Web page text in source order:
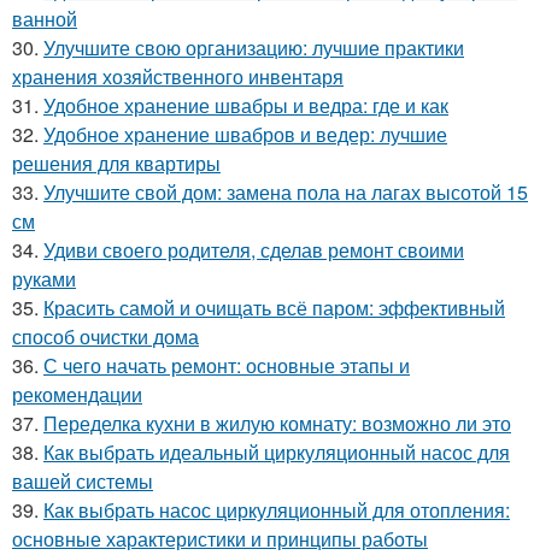
ванной
30. Улучшите свою организацию: лучшие практики
хранения хозяйственного инвентаря
31. Удобное хранение швабры и ведра: где и как
32. Удобное хранение швабров и ведер: лучшие
решения для квартиры
33. Улучшите свой дом: замена пола на лагах высотой 15
см
34. Удиви своего родителя, сделав ремонт своими
руками
35. Красить самой и очищать всё паром: эффективный
способ очистки дома
36. С чего начать ремонт: основные этапы и
рекомендации
37. Переделка кухни в жилую комнату: возможно ли это
38. Как выбрать идеальный циркуляционный насос для
вашей системы
39. Как выбрать насос циркуляционный для отопления:
основные характеристики и принципы работы